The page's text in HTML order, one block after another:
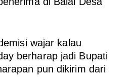
wajar kalau
berharap jadi Bupati
pun dikirim dari